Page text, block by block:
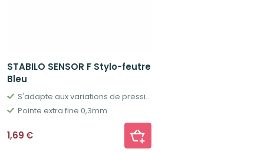
STABILO SENSOR F Stylo-feutre
Bleu
S'adapte aux variations de pression d'écriture
Pointe extra fine 0,3mm
1,69 €